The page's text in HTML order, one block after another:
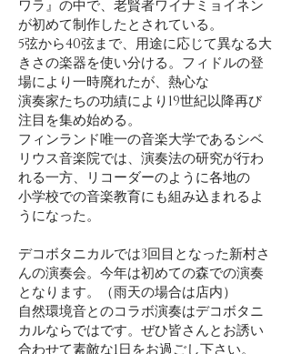
ワラ』の中で、老賢者ワイナミョイネン
が初めて制作したとされている。
5弦から40弦まで、用途に応じて異なる大
きさの楽器を使い分ける。フィドルの登
場により一時廃れたが、熱心な
演奏家たちの功績により19世紀以降再び
注目を集め始める。
フィンランド唯一の音楽大学であるシベ
リウス音楽院では、演奏法の研究が行わ
れる一方、リコーダーのように各地の
小学校での音楽教育にも組み込まれるよ
うになった。
デコボタニカルでは3回目となった新村さ
んの演奏会。今年は初めての森での演奏
となります。（雨天の場合は店内）
自然環境音とのコラボ演奏はデコボタニ
カルならではです。ぜひ皆さんとお誘い
合わせて素敵な1日をお過ごし下さい。